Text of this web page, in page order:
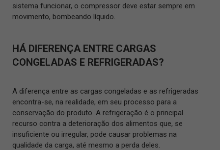
sistema funcionar, o compressor deve estar sempre em
movimento, bombeando líquido.
HÁ DIFERENÇA ENTRE CARGAS
CONGELADAS E REFRIGERADAS?
A diferença entre as cargas congeladas e as refrigeradas
encontra-se, na realidade, em seu processo para a
conservação do produto. A refrigeração é o principal
recurso contra a deterioração dos alimentos que, se
insuficiente ou irregular, pode causar problemas na
qualidade da carga, até mesmo a perda deles.